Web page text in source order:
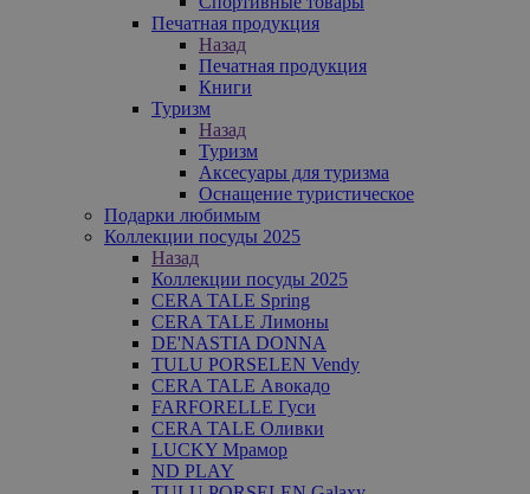
Печатная продукция
Назад
Печатная продукция
Книги
Туризм
Назад
Туризм
Аксесуары для туризма
Оснащение туристическое
Подарки любимым
Коллекции посуды 2025
Назад
Коллекции посуды 2025
CERA TALE Spring
CERA TALE Лимоны
DE'NASTIA DONNA
TULU PORSELEN Vendy
CERA TALE Авокадо
FARFORELLE Гуси
CERA TALE Оливки
LUCKY Мрамор
ND PLAY